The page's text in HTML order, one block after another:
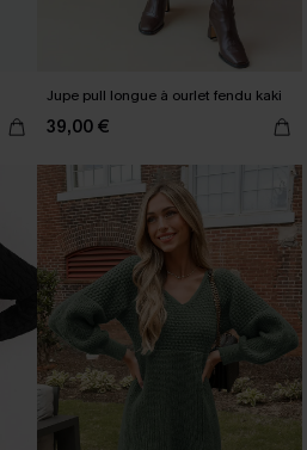
Jupe pull longue à ourlet fendu kaki
39,00 €